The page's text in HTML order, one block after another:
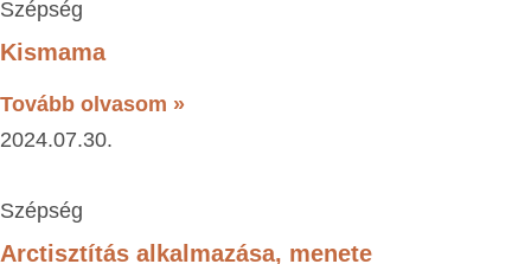
Szépség
Kismama
Tovább olvasom »
2024.07.30.
Szépség
Arctisztítás alkalmazása, menete